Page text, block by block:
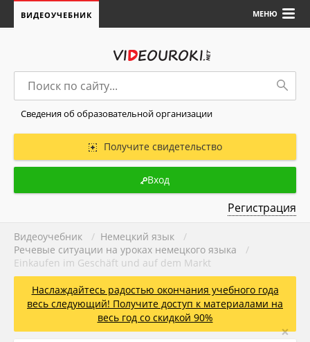
МЕНЮ
ВИДЕОУЧЕБНИК
Сведения об образовательной организации
Получите свидетельство
Вход
Регистрация
Видеоучебник / Немецкий язык
/
Речевые ситуации на уроках немецкого языка
/
Einkaufen im Geschäft und auf dem Markt
Наслаждайтесь радостью окончания учебного года
весь следующий! Получите доступ к материалами на
весь год со скидкой 90%
×